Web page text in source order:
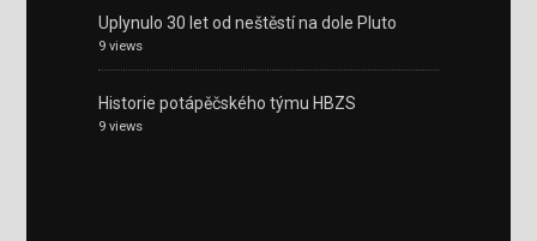
Uplynulo 30 let od neštěstí na dole Pluto
9 views
Historie potápěčského týmu HBZS
9 views